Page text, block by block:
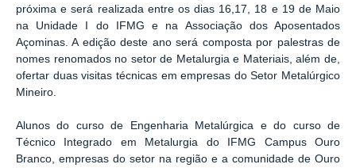
próxima e será realizada entre os dias 16,17, 18 e 19 de Maio
na Unidade I do IFMG e na Associação dos Aposentados
Açominas. A edição deste ano será composta por palestras de
nomes renomados no setor de Metalurgia e Materiais, além de,
ofertar duas visitas técnicas em empresas do Setor Metalúrgico
Mineiro.
Alunosdo curso de Engenharia Metalúrgica e do curso de
Técnico Integrado em Metalurgia do IFMG Campus Ouro
Branco, empresas do setor na região e a comunidade de Ouro